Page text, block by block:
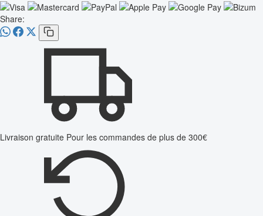
Share:
Livraison gratuite Pour les commandes de plus de 300€